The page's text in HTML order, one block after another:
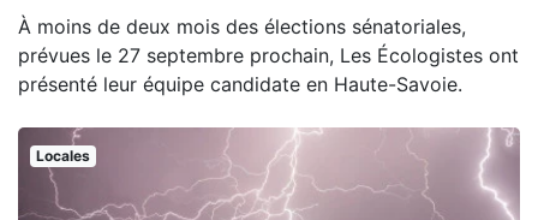
À moins de deux mois des élections sénatoriales,
prévues le 27 septembre prochain, Les Écologistes ont
présenté leur équipe candidate en Haute-Savoie.
Locales